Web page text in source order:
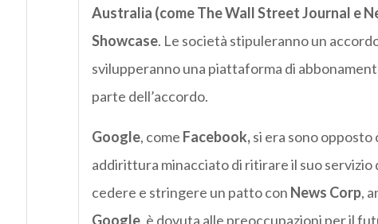
Australia (come The Wall Street Journal e
Showcase. Le società stipuleranno un
svilupperanno una piattaforma di
parte dell’accordo.
Google, come Facebook,si era sono opposto
addirittura minacciato di ritirare il suo servizio
cedere e stringere un patto con News Corp,
Google, è dovuta alle preoccupazioni per il